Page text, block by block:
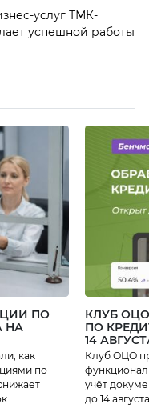
услуг ТМК-
успешной работы
ПО
НА
как
по
КЛУБ
ПО
14
Клуб ОЦО
функционального
учёт
до 14